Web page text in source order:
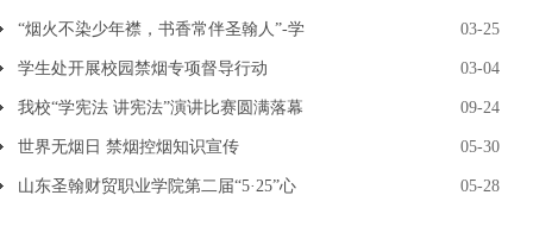
“烟火不染少年襟，书香常伴圣翰人”-学 03-25
学生处开展校园禁烟专项督导行动 03-04
我校“学宪法 讲宪法”演讲比赛圆满落幕 09-24
世界无烟日 禁烟控烟知识宣传 05-30
山东圣翰财贸职业学院第二届“5·25”心 05-28